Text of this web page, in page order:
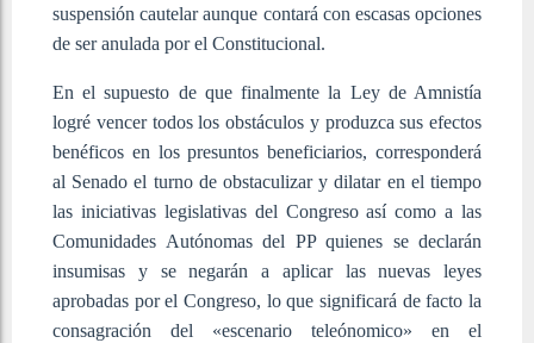
suspensión cautelar aunque contará con escasas opciones
de ser anulada por el Constitucional.
En el supuesto de que finalmente la Ley de Amnistía
logré vencer todos los obstáculos y produzca sus efectos
benéficos en los presuntos beneficiarios, corresponderá
al Senado el turno de obstaculizar y dilatar en el tiempo
las iniciativas legislativas del Congreso así como a las
Comunidades Autónomas del PP quienes se declarán
insumisas y se negarán a aplicar las nuevas leyes
aprobadas por el Congreso, lo que significará de facto la
consagración del «escenario teleónomico» en el